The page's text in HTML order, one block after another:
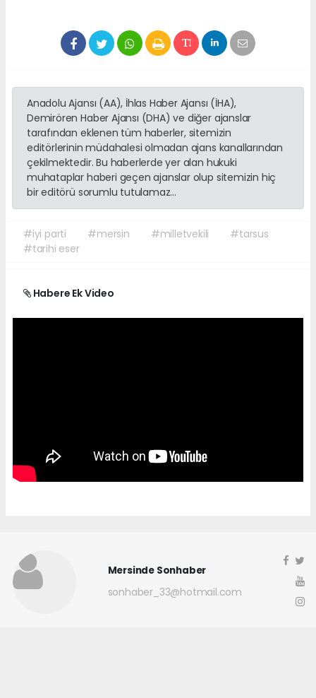
Anadolu Ajansı (AA), İhlas Haber Ajansı (İHA),
Demirören Haber Ajansı (DHA) ve diğer ajanslar
tarafından eklenen tüm haberler, sitemizin
editörlerinin müdahalesi olmadan ajans kanallarından
çekilmektedir. Bu haberlerde yer alan hukuki
muhataplar haberi geçen ajanslar olup sitemizin hiç
bir editörü sorumlu tutulamaz...
#iyi parti #mersin #milletvekili
#tarsus
#tarihi eser
Habere Ek Video
Mersinde Sonhaber
sonhaber_33@hotmail.com